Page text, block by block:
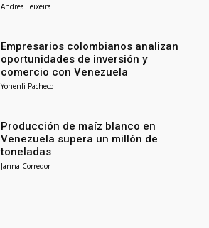
Andrea Teixeira
Empresarios colombianos analizan
oportunidades de inversión y
comercio con Venezuela
Yohenli Pacheco
Producción de maíz blanco en
Venezuela supera un millón de
toneladas
Janna Corredor